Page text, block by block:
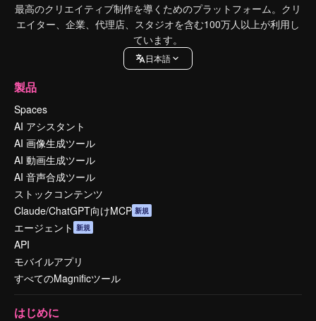
最高のクリエイティブ制作を導くためのプラットフォーム。クリ
エイター、企業、代理店、スタジオを含む100万人以上が利用し
ています。
日本語
製品
Spaces
AI アシスタント
AI 画像生成ツール
AI 動画生成ツール
AI 音声合成ツール
ストックコンテンツ
Claude/ChatGPT向けMCP 新規
エージェント 新規
API
モバイルアプリ
すべてのMagnificツール
はじめに